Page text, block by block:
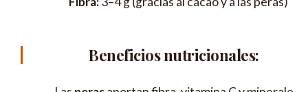
Beneficios nutricionales: